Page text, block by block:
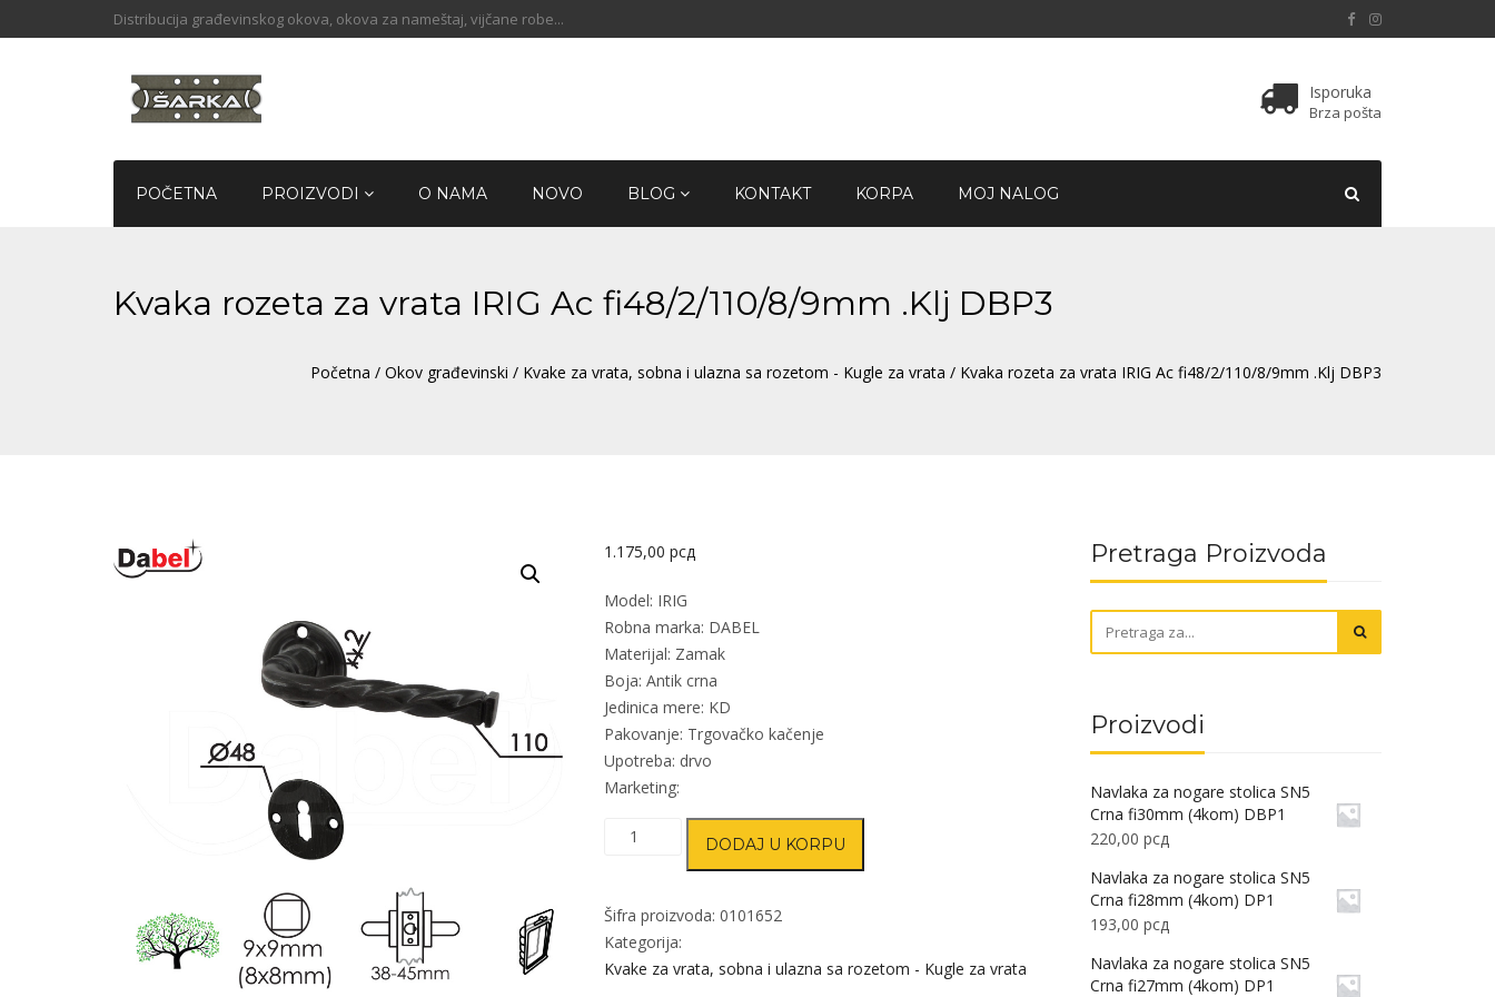
Distribucija građevinskog okova, okova za nameštaj, vijčane robe...
Isporuka
Brza pošta
POČETNA PROIZVODI O NAMA NOVO BLOG KONTAKT KORPA MOJ NALOG
Kvaka rozeta za vrata IRIG Ac fi48/2/110/8/9mm .Klj DBP3
Početna / Okov građevinski / Kvake za vrata, sobna i ulazna sa rozetom - Kugle za vrata / Kvaka rozeta za vrata IRIG Ac fi48/2/110/8/9mm .Klj DBP3
1.175,00 рсд
Model: IRIG
Robna marka: DABEL
Materijal: Zamak
Boja: Antik crna
Jedinica mere: KD
Pakovanje: Trgovačko kačenje
Upotreba: drvo
Marketing:
Kvaka
vrata
IRIG
Ac
DODAJ U KORPU
Šifra proizvoda: 0101652
Kategorija:
Kvake za vrata, sobna i ulazna sa rozetom - Kugle za vrata
Pretraga Proizvoda
Proizvodi
Navlaka za nogare stolica SN5
Crna fi30mm (4kom) DBP1
220,00 рсд
Navlaka za nogare stolica SN5
Crna fi28mm (4kom) DP1
193,00 рсд
Navlaka za nogare stolica SN5
Crna fi27mm (4kom) DP1